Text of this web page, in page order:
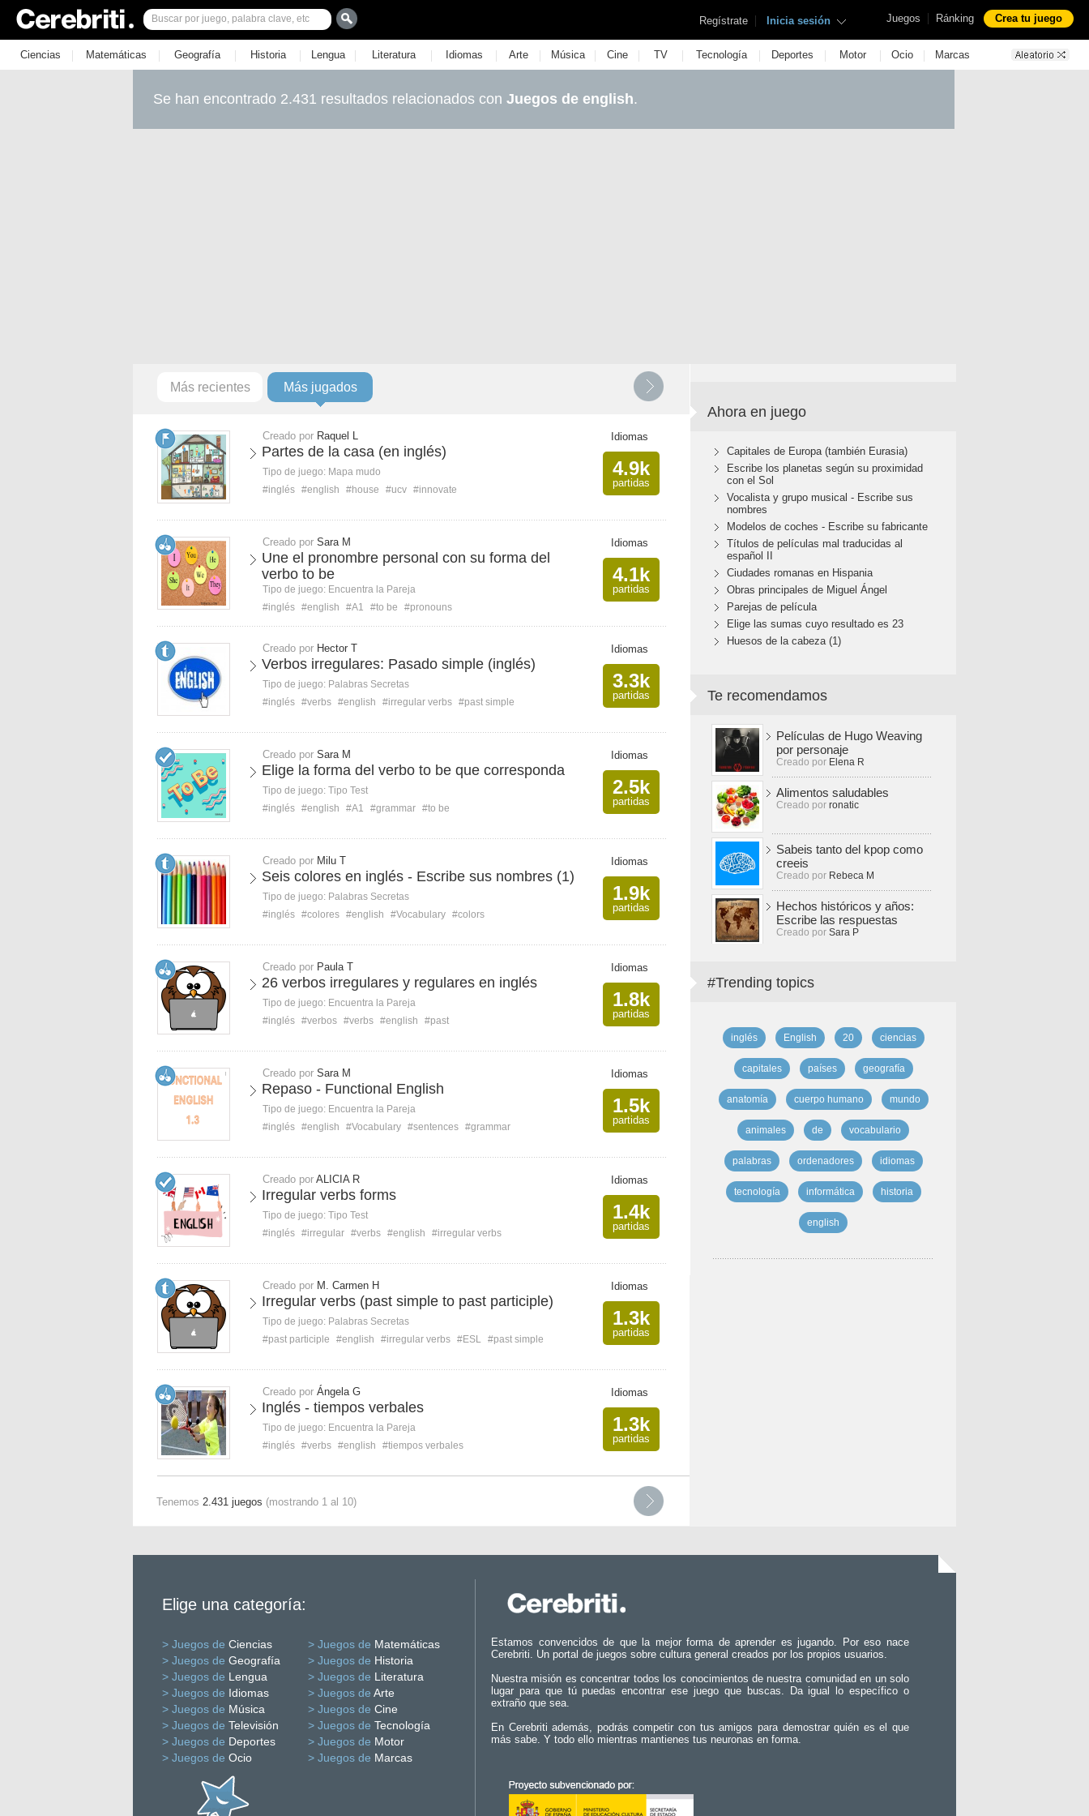
Juegos | Ránking Crea tu juego
Regístrate | Inicia sesión
Ciencias | Matemáticas | Geografía | Historia | Lengua | Literatura | Idiomas | Arte | Música | Cine | TV | Tecnología | Deportes | Motor | Ocio | Marcas
Se han encontrado 2.431 resultados relacionados con Juegos de english.
Más recientes Más jugados
Creado por Raquel L
Partes de la casa (en inglés)
Tipo de juego: Mapa mudo
#inglés #english #house #ucv #innovate
Idiomas
4.9k
partidas
Creado por Sara M
Une el pronombre personal con su forma del
verbo to be
Tipo de juego: Encuentra la Pareja
#inglés #english #A1 #to be #pronouns
Idiomas
4.1k
partidas
Creado por Hector T
Verbos irregulares: Pasado simple (inglés)
Tipo de juego: Palabras Secretas
#inglés #verbs #english #irregular verbs #past simple
Idiomas
3.3k
partidas
Creado por Sara M
Elige la forma del verbo to be que corresponda
Tipo de juego: Tipo Test
#inglés #english #A1 #grammar #to be
Idiomas
2.5k
partidas
Creado por Milu T
Seis colores en inglés - Escribe sus nombres (1)
Tipo de juego: Palabras Secretas
#inglés #colores #english #Vocabulary #colors
Idiomas
1.9k
partidas
Creado por Paula T
26 verbos irregulares y regulares en inglés
Tipo de juego: Encuentra la Pareja
#inglés #verbos #verbs #english #past
Idiomas
1.8k
partidas
Creado por Sara M
Repaso - Functional English
Tipo de juego: Encuentra la Pareja
#inglés #english #Vocabulary #sentences #grammar
Idiomas
1.5k
partidas
Creado por ALICIA R
Irregular verbs forms
Tipo de juego: Tipo Test
#inglés #irregular #verbs #english #irregular verbs
Idiomas
1.4k
partidas
Creado por M. Carmen H
Irregular verbs (past simple to past participle)
Tipo de juego: Palabras Secretas
#past participle
#english #irregular verbs #ESL #past simple
Idiomas
1.3k
partidas
Creado por Ángela G
Inglés - tiempos verbales
Tipo de juego: Encuentra la Pareja
#inglés #verbs #english #tiempos verbales
Idiomas
1.3k
partidas
Tenemos 2.431 juegos (mostrando 1 al 10)
Ahora en juego
Capitales de Europa (también Eurasia)
Escribe los planetas según su proximidad
con el Sol
Vocalista y grupo musical - Escribe sus
nombres
Modelos de coches - Escribe su fabricante
Títulos de películas mal traducidas al
español II
Ciudades romanas en Hispania
Obras principales de Miguel Ángel
Parejas de película
Elige las sumas cuyo resultado es 23
Huesos de la cabeza (1)
Te recomendamos
Películas de Hugo Weaving
por personaje
Creado por Elena R
Alimentos saludables
Creado por ronatic
Sabeis tanto del kpop como
creeis
Creado por Rebeca M
Hechos históricos y años:
Escribe las respuestas
Creado por Sara P
#Trending topics
inglés English 20 ciencias
capitales países geografía
anatomía cuerpo humano mundo
animales de vocabulario
palabras ordenadores idiomas
tecnología informática historia
english
Elige una categoría:
> Juegos de Ciencias > Juegos de Matemáticas
> Juegos de Geografía > Juegos de Historia
> Juegos de Lengua > Juegos de Literatura
> Juegos de Idiomas > Juegos de Arte
> Juegos de Música > Juegos de Cine
> Juegos de Televisión > Juegos de Tecnología
> Juegos de Deportes > Juegos de Motor
> Juegos de Ocio > Juegos de Marcas
Estamos convencidos de que la mejor forma de aprender es jugando. Por eso nace
Cerebriti. Un portal de juegos sobre cultura general creados por los propios usuarios.
Nuestra misión es concentrar todos los conocimientos de nuestra comunidad en un solo
lugar para que tú puedas encontrar ese juego que buscas. Da igual lo específico o
extraño que sea.
En Cerebriti además, podrás competir con tus amigos para demostrar quién es el que
más sabe. Y todo ello mientras mantienes tus neuronas en forma.